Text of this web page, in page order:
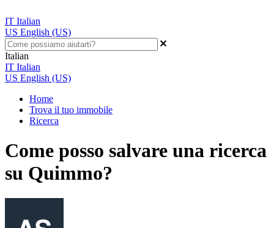
IT Italian
US English (US)
Italian
IT Italian
US English (US)
Home
Trova il tuo immobile
Ricerca
Come posso salvare una ricerca
su Quimmo?